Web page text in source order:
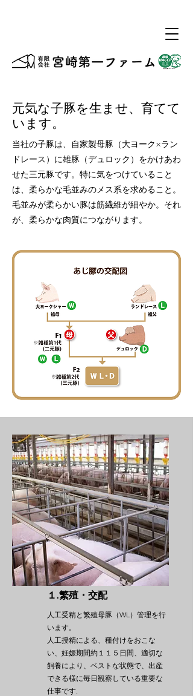
元気な子豚を生ませ、育てて
います。
当社の子豚は、自家製母豚（大ヨーク×ラン
ドレース）に雄豚（デュロック）をかけあわ
せた三元豚です。特に気をつけていること
は、柔らかな毛並みのメス系を求めること。
毛並みが柔らかい豚は筋繊維が細やか。それ
が、柔らかな肉質につながります。​
１.繁殖・交配
人工受精と繁殖母豚（WL）管理を行
います。
人工授精による、種付けをおこな
い、妊娠期間約１１５日間、適切な
飼養により、ベストな状態で、出産
できる様に毎日観察している重要な
仕事です.